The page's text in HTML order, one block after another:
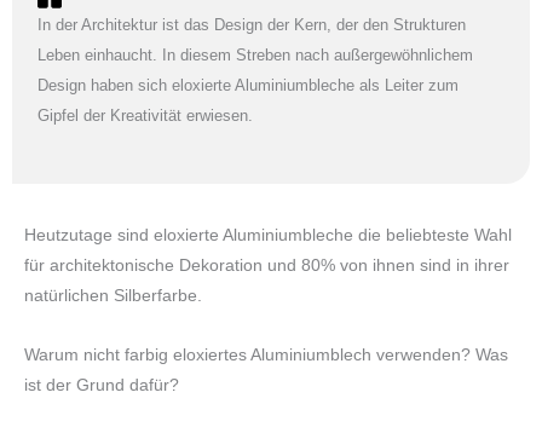
In der Architektur ist das Design der Kern, der den Strukturen
Leben einhaucht. In diesem Streben nach außergewöhnlichem
Design haben sich eloxierte Aluminiumbleche als Leiter zum
Gipfel der Kreativität erwiesen.
Heutzutage sind eloxierte Aluminiumbleche die beliebteste Wahl
für architektonische Dekoration und 80% von ihnen sind in ihrer
natürlichen Silberfarbe.
Warum nicht farbig eloxiertes Aluminiumblech verwenden? Was
ist der Grund dafür?